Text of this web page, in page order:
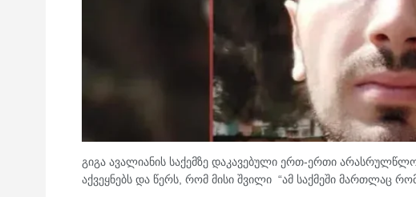
გიგა ავალიანის საქემზე დაკავებული ერთ-ერთი
აქვეყნებს და წერს, რომ მისი შვილი “ამ საქმეში მართლაც